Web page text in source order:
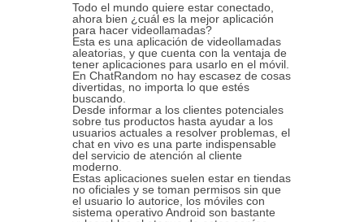
Todo el mundo quiere estar conectado,
ahora bien ¿cuál es la mejor aplicación
para hacer videollamadas?
Esta es una aplicación de videollamadas
aleatorias, y que cuenta con la ventaja de
tener aplicaciones para usarlo en el móvil.
En ChatRandom no hay escasez de cosas
divertidas, no importa lo que estés
buscando.
Desde informar a los clientes potenciales
sobre tus productos hasta ayudar a los
usuarios actuales a resolver problemas, el
chat en vivo es una parte indispensable
del servicio de atención al cliente
moderno.
Estas aplicaciones suelen estar en tiendas
no oficiales y se toman permisos sin que
el usuario lo autorice, los móviles con
sistema operativo Android son bastante